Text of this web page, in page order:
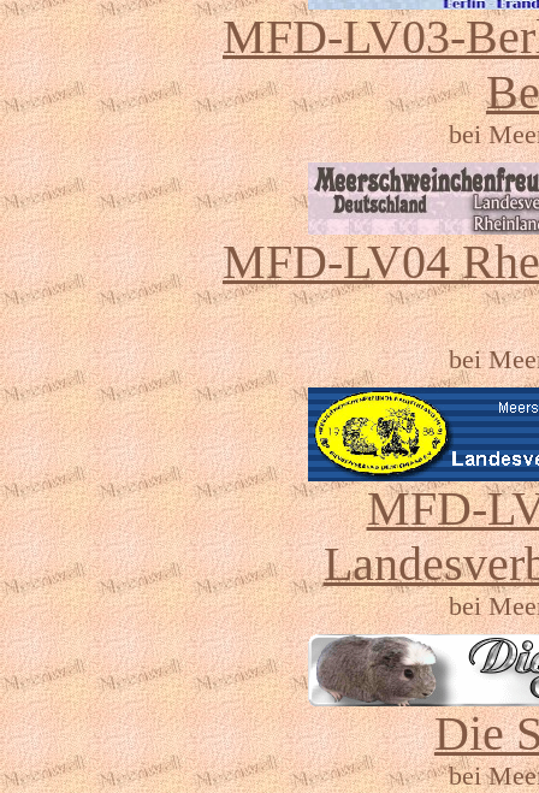
MFD-LV03-
bei
MFD-LV04
bei
MFD-
bei
Die
bei